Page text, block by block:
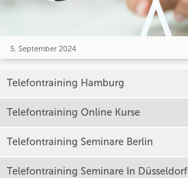
5. September 2024
Telefontraining Hamburg
Telefontraining Online Kurse
Telefontraining Seminare Berlin
Telefontraining Seminare In Düsseldorf